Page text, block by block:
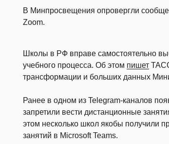
В Минпросвещения опровергли
Zoom.
Школы в РФ вправе самостоятельно
учебного процесса. Об этом пишет
трансформации и больших данных
Ранее в одном из Telegram-каналов
запретили вести дистанционные
этом несколько школ якобы получили
занятий в Microsoft Teams.